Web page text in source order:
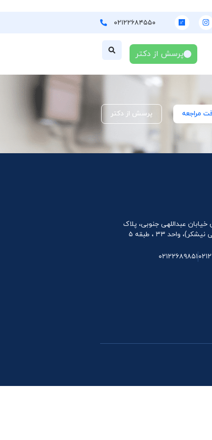
۰۲۱۲۲۶۸۴۵۵۰
پرسش از دکتر
مراجعه پرسش از دکتر
خیابان عبداللهی جنوبی، پلاک
۰۲۱۲۲۶۸۹۸۵۱